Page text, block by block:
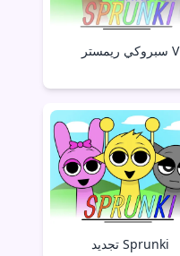
سبروكي ريمستر V
تجديد Sprunki